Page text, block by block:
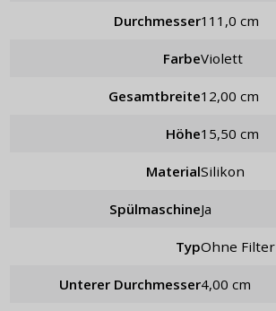
Durchmesser 111,0 cm
Farbe Violett
Gesamtbreite 12,00 cm
Höhe 15,50 cm
Material Silikon
Spülmaschine Ja
Typ ohne Filter
Unterer Durchmesser 4,00 cm